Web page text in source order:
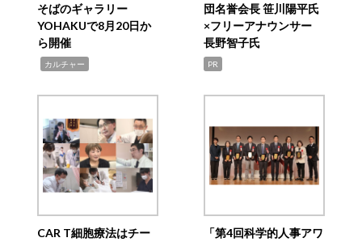
そばのギャラリー
YOHAKUで8月20日か
ら開催
カルチャー
団名誉会長 笹川陽平氏
×フリーアナウンサー
長野智子氏
PR
CAR T細胞療法はチー
「第4回科学的人事アワ